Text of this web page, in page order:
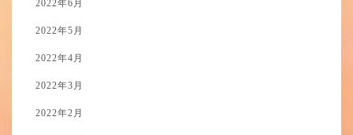
2022年6月
2022年5月
2022年4月
2022年3月
2022年2月